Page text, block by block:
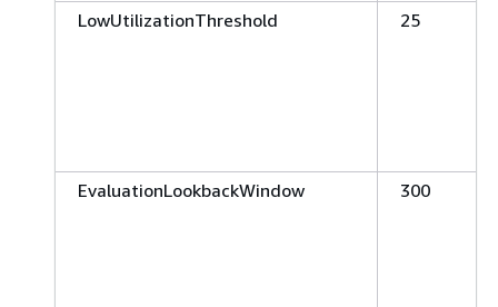
LowUtilizationThreshold 25
EvaluationLookbackWindow 300